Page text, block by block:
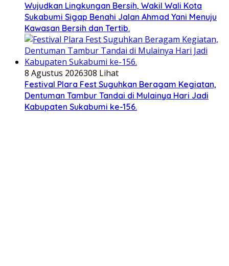
Wujudkan Lingkungan Bersih, Wakil Wali Kota
Sukabumi Sigap Benahi Jalan Ahmad Yani Menuju
Kawasan Bersih dan Tertib.
8 Agustus 2026308 Lihat
Festival Plara Fest Suguhkan Beragam Kegiatan,
Dentuman Tambur Tandai di Mulainya Hari Jadi
Kabupaten Sukabumi ke-156.